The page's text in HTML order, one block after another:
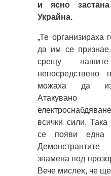
и ясно
Украйна.
„Те организираха
да им се
срещу
непосредствено
можаха да
всички сили.
се появи една
знамена под
Вече мислех, че